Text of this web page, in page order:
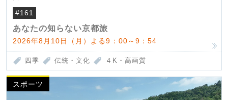
#161
あなたの知らない京都旅
2026年8月10日（月）よる9：00～9：54
四季 伝統・文化 ４K・高画質
スポーツ